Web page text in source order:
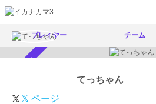
プレイヤー チーム
てっちゃん
𝕏 ページ